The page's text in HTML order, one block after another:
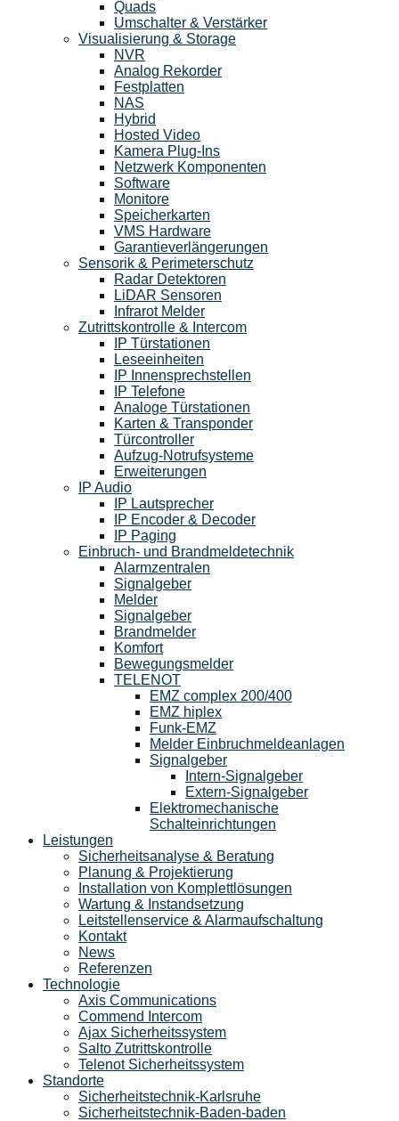
Quads
Umschalter & Verstärker
Visualisierung & Storage
NVR
Analog Rekorder
Festplatten
NAS
Hybrid
Hosted Video
Kamera Plug-Ins
Netzwerk Komponenten
Software
Monitore
Speicherkarten
VMS Hardware
Garantieverlängerungen
Sensorik & Perimeterschutz
Radar Detektoren
LiDAR Sensoren
Infrarot Melder
Zutrittskontrolle & Intercom
IP Türstationen
Leseeinheiten
IP Innensprechstellen
IP Telefone
Analoge Türstationen
Karten & Transponder
Türcontroller
Aufzug-Notrufsysteme
Erweiterungen
IP Audio
IP Lautsprecher
IP Encoder & Decoder
IP Paging
Einbruch- und Brandmeldetechnik
Alarmzentralen
Signalgeber
Melder
Signalgeber
Brandmelder
Komfort
Bewegungsmelder
TELENOT
EMZ complex 200/400
EMZ hiplex
Funk-EMZ
Melder Einbruchmeldeanlagen
Signalgeber
Intern-Signalgeber
Extern-Signalgeber
Elektromechanische
Schalteinrichtungen
Leistungen
Sicherheitsanalyse & Beratung
Planung & Projektierung​
Installation von Komplettlösungen
Wartung & Instandsetzung
Leitstellenservice & Alarmaufschaltung
Kontakt
News
Referenzen
Technologie
Axis Communications
Commend Intercom
Ajax Sicherheitssystem​
Salto Zutrittskontrolle
Telenot Sicherheitssystem
Standorte
Sicherheitstechnik-Karlsruhe
Sicherheitstechnik-Baden-baden